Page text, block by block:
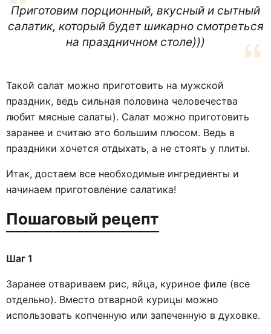
Приготовим порционный, вкусный и сытный
салатик, который будет шикарно смотреться
на праздничном столе)))
Такой салат можно приготовить на мужской
праздник, ведь сильная половина человечества
любит мясные салаты). Салат можно приготовить
заранее и считаю это большим плюсом. Ведь в
праздники хочется отдыхать, а не стоять у плиты.
Итак, достаем все необходимые ингредиенты и
начинаем приготовление салатика!
Пошаговый рецепт
Шаг 1
Заранее отвариваем рис, яйца, куриное филе (все
отдельно). Вместо отварной курицы можно
использовать копченную или запеченную в духовке.